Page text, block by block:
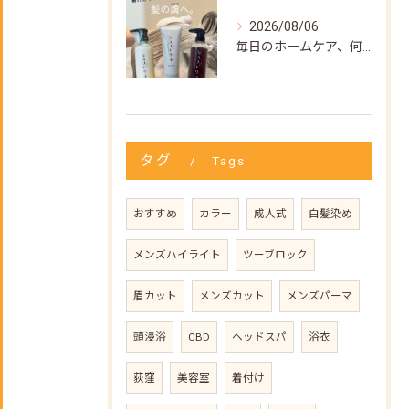
2026/08/06
タグ Tags
おすすめ カラー 成人式 白髪染め
メンズハイライト ツーブロック
眉カット メンズカット メンズパーマ
頭浸浴 CBD ヘッドスパ 浴衣
荻窪 美容室 着付け